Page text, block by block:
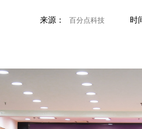
来源： 百分点科技 时